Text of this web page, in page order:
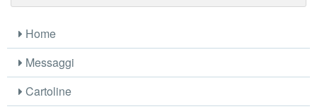
Home
Messaggi
Cartoline